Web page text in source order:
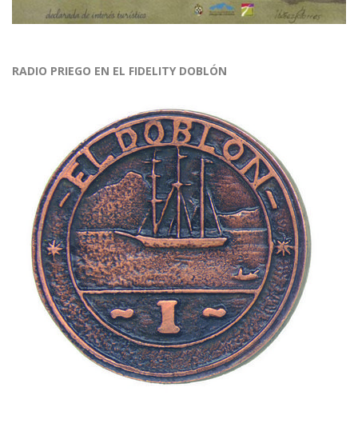
RADIO PRIEGO EN EL FIDELITY DOBLÓN